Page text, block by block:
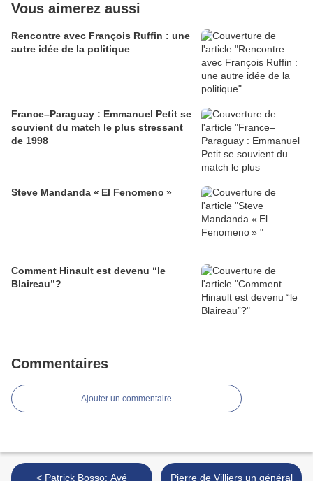
Vous aimerez aussi
Rencontre avec François Ruffin : une
autre idée de la politique
France–Paraguay : Emmanuel Petit se
souvient du match le plus stressant
de 1998
Steve Mandanda « El Fenomeno »
Comment Hinault est devenu “le
Blaireau”?
Commentaires
Ajouter un commentaire
< Patrick Bosso: Avé Pierre de Villiers un général